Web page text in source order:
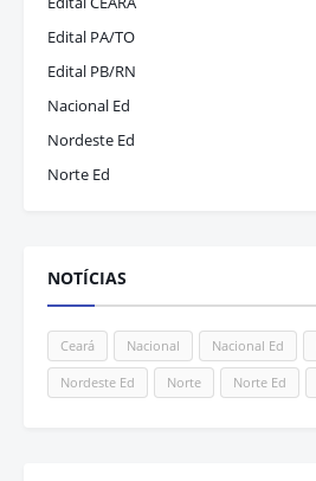
Edital PA/TO
Edital PB/RN
Nacional Ed
Nordeste Ed
Norte Ed
NOTÍCIAS
Ceará Nacional Nacional Ed
Nordeste Ed Norte Norte Ed